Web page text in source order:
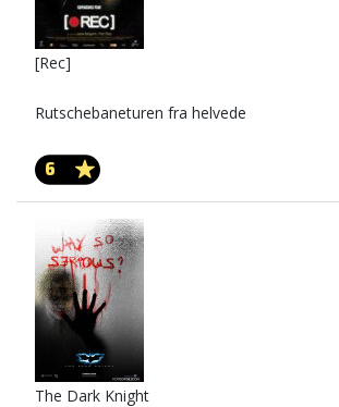
[Rec]
Rutschebaneturen fra helvede
6
The Dark Knight